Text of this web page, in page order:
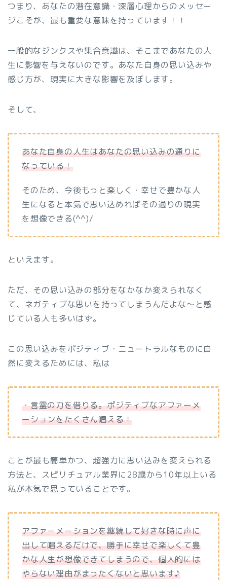
つまり、あなたの潜在意識・深層心理からのメッセー
ジこそが、最も重要な意味を持っています！！
一般的なジンクスや集合意識は、そこまであなたの人
生に影響を与えないのです。あなた自身の思い込みや
感じ方が、現実に大きな影響を及ぼします。
そして、
あなた自身の人生はあなたの思い込みの通りに
なっている！
そのため、今後もっと楽しく・幸せで豊かな人
生になると本気で思い込めればその通りの現実
を想像できる(^^)/
といえます。
ただ、その思い込みの部分をなかなか変えられなく
て、ネガティブな思いを持ってしまうんだよな～と感
じている人も多いはず。
この思い込みをポジティブ・ニュートラルなものに自
然に変えるためには、私は
・言霊の力を借りる。ポジティブなアファーメ
ーションをたくさん唱える！
ことが最も簡単かつ、超強力に思い込みを変えられる
方法と、スピリチュアル業界に28歳から10年以上いる
私が本気で思っていることです。
アファーメーションを継続して好きな時に声に
出して唱えるだけで、勝手に幸せで楽しくて豊
かな人生が想像できてしまうので、個人的には
やらない理由がまったくないと思います♪